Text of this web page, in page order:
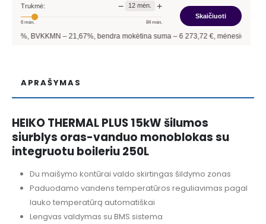
Trukmė: − 12 mėn. +
6 mėn. 84mėn.
Skaičiuoti
–21,67%, bendra mokėtina suma –6 273,72€, mėnesio įmoka –522,81
APRAŠYMAS
HEIKO THERMAL PLUS 15kW šilumos
siurblys oras-vanduo monoblokas su
integruotu boileriu 250L
Du maišymo kontūrai valdo skirtingas šildymo zonas
Paduodamo vandens temperatūros reguliavimas pagal
lauko temperatūrą automatiškai
Lengvas valdymas su BMS sistema